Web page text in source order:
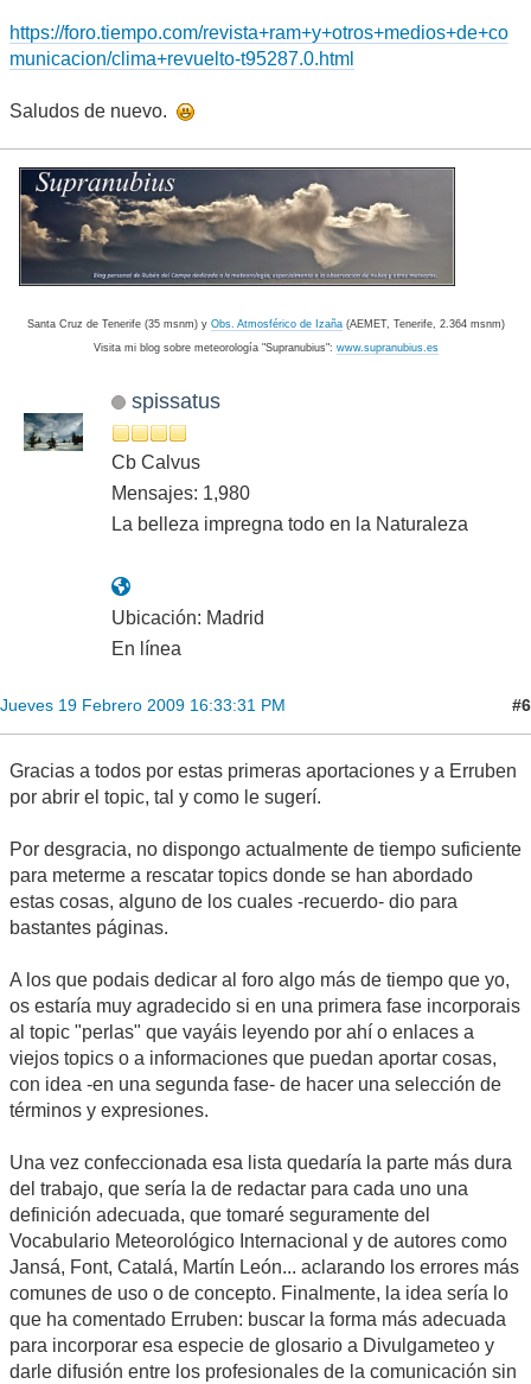
https://foro.tiempo.com/revista+ram+y+otros+medios+de+co
municacion/clima+revuelto-t95287.0.html
Saludos de nuevo.
Santa Cruz de Tenerife (35 msnm) y Obs. Atmosférico de Izaña(AEMET, Tenerife, 2.364 msnm)
Visita mi blog sobre meteorología "Supranubius": www.supranubius.es
spissatus
Cb Calvus
Mensajes: 1,980
La belleza impregna todo en la Naturaleza
Ubicación: Madrid
En línea
Jueves 19 Febrero 2009 16:33:31 PM #6
Gracias a todos por estas primeras aportaciones y a Erruben
por abrir el topic, tal y como le sugerí.
Por desgracia, no dispongo actualmente de tiempo suficiente
para meterme a rescatar topics donde se han abordado
estas cosas, alguno de los cuales -recuerdo- dio para
bastantes páginas.
A los que podais dedicar al foro algo más de tiempo que yo,
os estaría muy agradecido si en una primera fase incorporais
al topic "perlas" que vayáis leyendo por ahí o enlaces a
viejos topics o a informaciones que puedan aportar cosas,
con idea -en una segunda fase- de hacer una selección de
términos y expresiones.
Una vez confeccionada esa lista quedaría la parte más dura
del trabajo, que sería la de redactar para cada uno una
definición adecuada, que tomaré seguramente del
Vocabulario Meteorológico Internacional y de autores como
Jansá, Font, Catalá, Martín León... aclarando los errores más
comunes de uso o de concepto. Finalmente, la idea sería lo
que ha comentado Erruben: buscar la forma más adecuada
para incorporar esa especie de glosario a Divulgameteo y
darle difusión entre los profesionales de la comunicación sin